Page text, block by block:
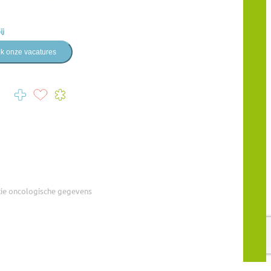
onze vacatures
oncologische gegevens